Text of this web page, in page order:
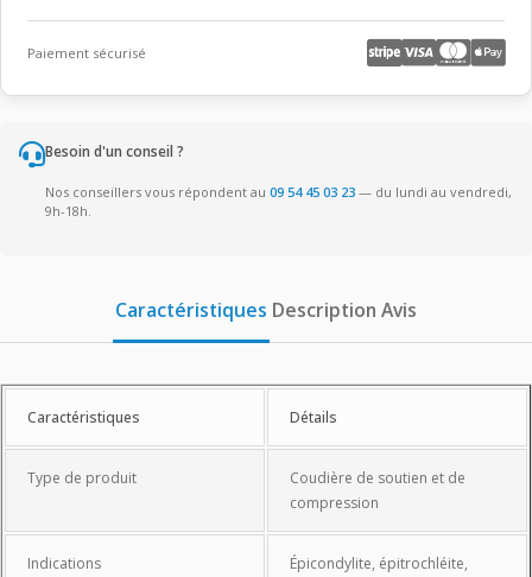
Paiement sécurisé
Besoin d'un conseil ?
Nos conseillers vous répondent au 09 54 45 03 23 — du lundi au vendredi,
9h-18h.
Caractéristiques Description Avis
Caractéristiques
Caractéristiques Détails
Type de produit
Coudière de soutien et de
compression
Indications Épicondylite, épitrochléite,